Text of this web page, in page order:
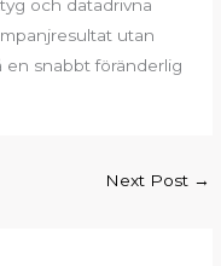
och datadrivna
utan
en snabbt föränderlig
Next Post →